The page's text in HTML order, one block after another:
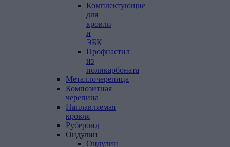
Комплектующие
для
кровли
и
ЭБК
Профнастил
из
поликарбоната
Металлочерепица
Композитная
черепица
Наплавляемая
кровля
Рубероид
Ондулин
Ондулин